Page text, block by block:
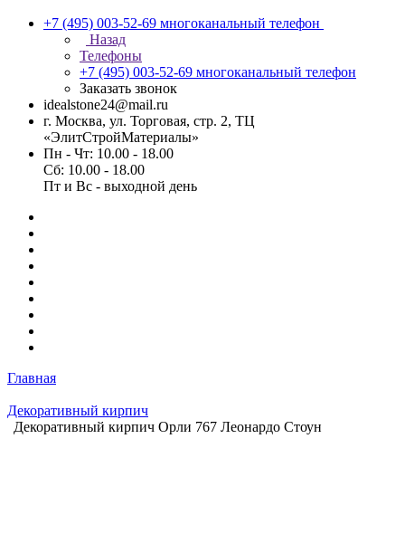
+7 (495) 003-52-69 многоканальный телефон
Назад
Телефоны
+7 (495) 003-52-69 многоканальный телефон
Заказать звонок
idealstone24@mail.ru
г. Москва, ул. Торговая, стр. 2, ТЦ
«ЭлитСтройМатериалы»
Пн - Чт: 10.00 - 18.00
Сб: 10.00 - 18.00
Пт и Вс - выходной день
Главная
Декоративный кирпич
Декоративный кирпич Орли 767 Леонардо Стоун